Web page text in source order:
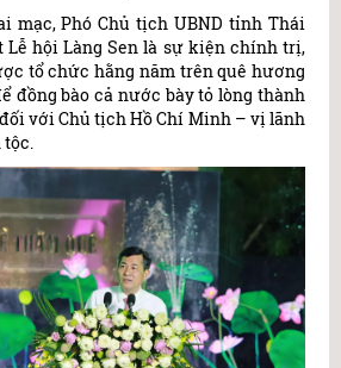
mạc, Phó Chủ tịch UBND tỉnh Thái
Lễ hội Làng Sen là sự kiện chính trị,
tổ chức hằng năm trên quê hương
đồng bào cả nước bày tỏ lòng thành
với Chủ tịch Hồ Chí Minh – vị lãnh